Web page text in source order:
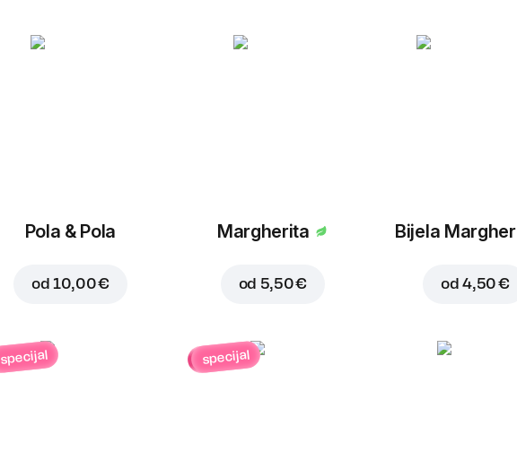
Pola & Pola
od 10,00 €
Margherita
od 5,50 €
Bijela
od4,50 €
specijal specijal